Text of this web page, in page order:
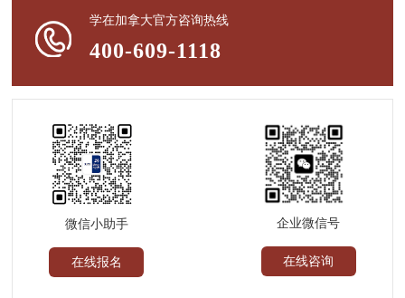
学在加拿大官方咨询热线
400-609-1118
微信小助手
在线报名
企业微信号
在线咨询